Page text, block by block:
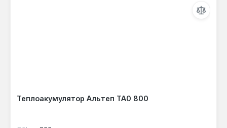
Теплоакумулятор Альтеп ТА0 800